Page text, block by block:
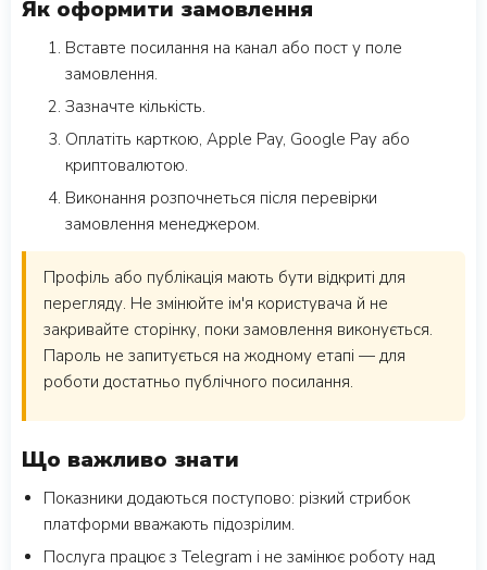
Як оформити замовлення
Вставте посилання на канал або пост у поле
замовлення.
Зазначте кількість.
Оплатіть карткою, Apple Pay, Google Pay або
криптовалютою.
Виконання розпочнеться після перевірки
замовлення менеджером.
Профіль або публікація мають бути відкриті для
перегляду. Не змінюйте ім'я користувача й не
закривайте сторінку, поки замовлення виконується.
Пароль не запитується на жодному етапі — для
роботи достатньо публічного посилання.
Що важливо знати
Показники додаються поступово: різкий стрибок
платформи вважають підозрілим.
Послуга працює з Telegram і не замінює роботу над